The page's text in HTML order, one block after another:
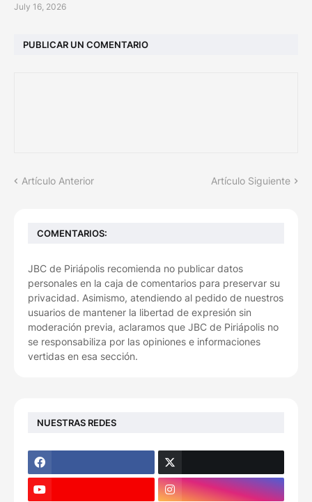
July 16, 2026
PUBLICAR UN COMENTARIO
Artículo Anterior Artículo Siguiente
COMENTARIOS:
JBC de Piriápolis recomienda no publicar datos
personales en la caja de comentarios para preservar su
privacidad. Asimismo, atendiendo al pedido de nuestros
usuarios de mantener la libertad de expresión sin
moderación previa, aclaramos que JBC de Piriápolis no
se responsabiliza por las opiniones e informaciones
vertidas en esa sección.
NUESTRAS REDES